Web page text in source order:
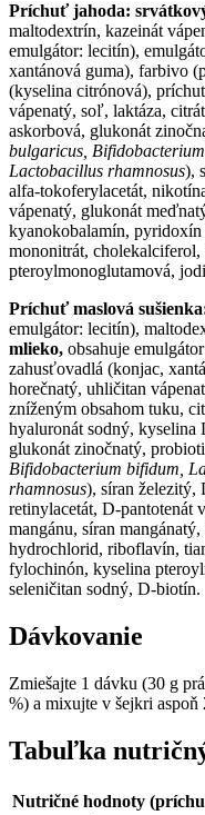
Príchuť jahoda:
maltodextrín, kazeinát
emulgátor: lecitín),
xantánová guma), farbivo
(kyselina citrónová),
vápenatý, soľ, laktáza,
askorbová, glukonát
bulgaricus,
Lactobacillus rhamnosus),
alfa-tokoferylacetát,
vápenatý, glukonát
kyanokobalamín,
mononitrát,
pteroylmonoglutamová,
Príchuť maslová
emulgátor: lecitín),
mlieko, obsahuje
zahusťovadlá (konjac,
horečnatý, uhličitan
zníženým obsahom tuku,
hyaluronát sodný, kyselina
glukonát zinočnatý,
Bifidobacterium bifidum,
rhamnosus), síran železitý,
retinylacetát, D-pantotenát
mangánu, síran
hydrochlorid, riboflavín,
fylochinón, kyselina
seleničitan sodný, D-biotín.
Dávkovanie
Zmiešajte 1 dávku (30 g
%) a mixujte v šejkri aspoň
Tabuľka
Nutričné hodnoty